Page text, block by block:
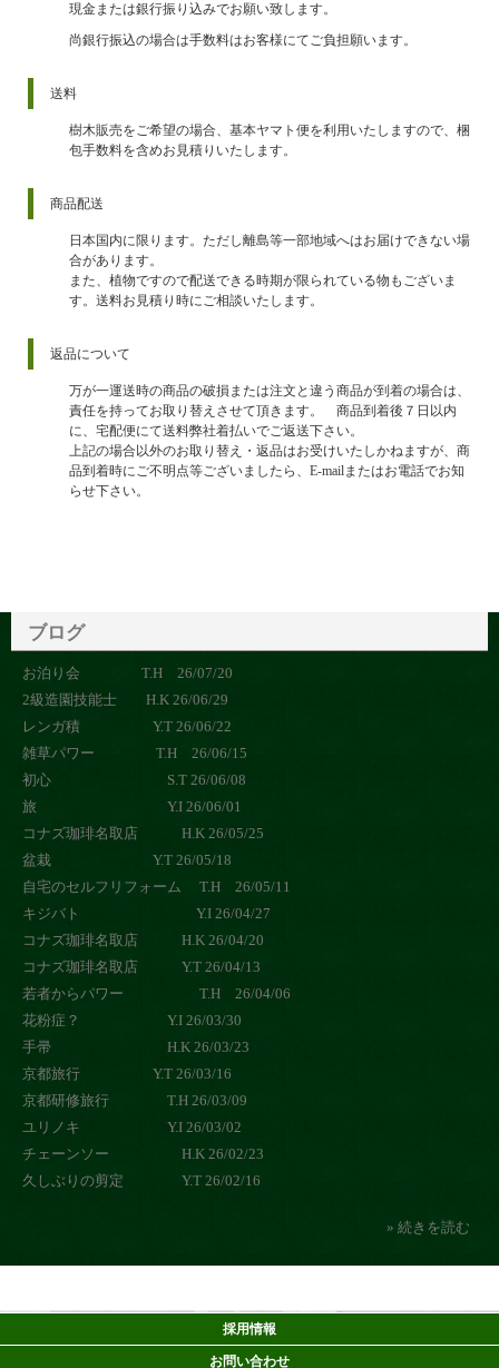
現金または銀行振り込みでお願い致します。
尚銀行振込の場合は手数料はお客様にてご負担願います。
送料
樹木販売をご希望の場合、基本ヤマト便を利用いたしますので、梱
包手数料を含めお見積りいたします。
商品配送
日本国内に限ります。ただし離島等一部地域へはお届けできない場
合があります。
また、植物ですので配送できる時期が限られている物もございま
す。送料お見積り時にご相談いたします。
返品について
万が一運送時の商品の破損または注文と違う商品が到着の場合は、
責任を持ってお取り替えさせて頂きます。 商品到着後７日以内
に、宅配便にて送料弊社着払いでご返送下さい。
上記の場合以外のお取り替え・返品はお受けいたしかねますが、商
品到着時にご不明点等ございましたら、E-mailまたはお電話でお知
らせ下さい。
ブログ
お泊り会 T.H 26/07/20
2級造園技能士 H.K 26/06/29
レンガ積 Y.T 26/06/22
雑草パワー T.H 26/06/15
初心 S.T 26/06/08
旅 Y.I 26/06/01
コナズ珈琲名取店 H.K 26/05/25
盆栽 Y.T 26/05/18
自宅のセルフリフォーム T.H 26/05/11
キジバト Y.I 26/04/27
コナズ珈琲名取店 H.K 26/04/20
コナズ珈琲名取店 Y.T 26/04/13
若者からパワー T.H 26/04/06
花粉症？ Y.I 26/03/30
手帚 H.K 26/03/23
京都旅行 Y.T 26/03/16
京都研修旅行 T.H 26/03/09
ユリノキ Y.I 26/03/02
チェーンソー H.K 26/02/23
久しぶりの剪定 Y.T 26/02/16
» 続きを読む
採用情報
お問い合わせ